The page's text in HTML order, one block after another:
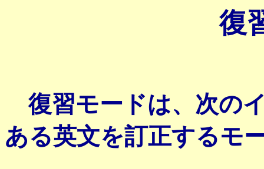
復
復習モードは、次の
ある英文を訂正するモ